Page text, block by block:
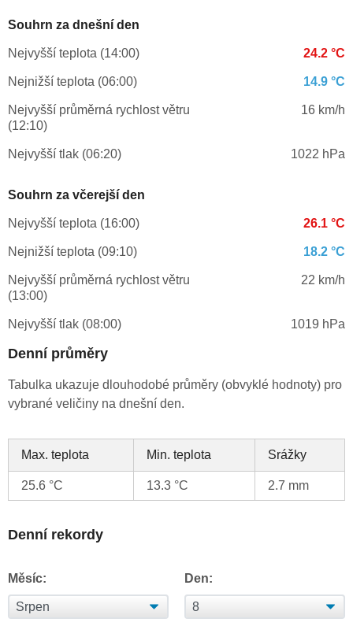
Souhrn za dnešní den
Nejvyšší teplota (14:00) 24.2 °C
Nejnižší teplota (06:00) 14.9 °C
Nejvyšší průměrná rychlost větru
(12:10)
16 km/h
Nejvyšší tlak (06:20) 1022 hPa
Souhrn za včerejší den
Nejvyšší teplota (16:00) 26.1 °C
Nejnižší teplota (09:10) 18.2 °C
Nejvyšší průměrná rychlost větru
(13:00)
22 km/h
Nejvyšší tlak (08:00) 1019 hPa
Denní průměry
Tabulka ukazuje dlouhodobé průměry (obvyklé hodnoty) pro
vybrané veličiny na dnešní den.
Max. teplota Min. teplota Srážky
25.6 °C 13.3 °C 2.7 mm
Denní rekordy
Měsíc: Den: